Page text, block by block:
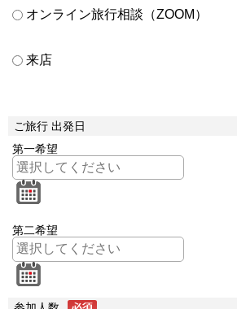
オンライン旅行相談（ZOOM）
来店
ご旅行 出発日
第一希望
第二希望